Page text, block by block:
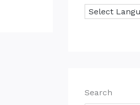
Search